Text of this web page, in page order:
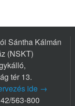
Sántha Kálmán
(NSKT)
tér 13.
ide →
563-800